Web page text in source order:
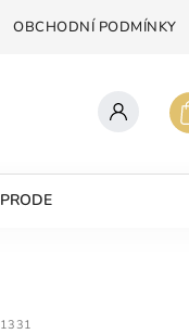
OBCHODNÍ PODMÍNKY
PRODEJNA
1331